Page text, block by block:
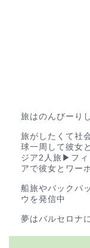
旅はのんびーり
旅がしたくて社
球一周して彼女
ジア2人旅▶︎フィ
アで彼女とワー
船旅やバックパ
ウを発信中
夢はバルセロナ